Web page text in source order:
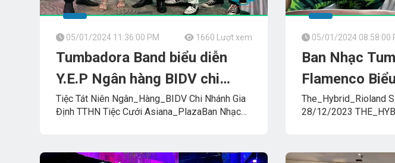
05/01/2024 11:36:00 PM 1660 Lượt xem
Tumbadora Band biểu diễn
Y.E.P Ngân hàng BIDV chi
nhánh Gia Định
Tiệc Tát Niên Ngân_Hàng_BIDV Chi Nhánh Gia
Định TTHN Tiệc Cưới Asiana_PlazaBan Nhạc
05/01/2024 08:58:00
Ban Nhạc
Flamenco
Rioland 28/
The_Hybrid_Rioland
28/12/2023